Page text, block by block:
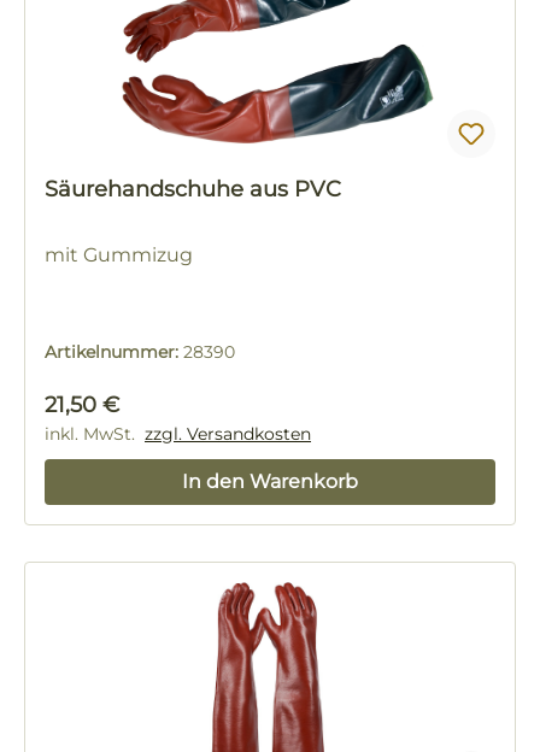
Säurehandschuhe aus PVC
mit Gummizug
Artikelnummer: 28390
Regulärer Preis:
21,50 €
inkl. MwSt. zzgl. Versandkosten
In den Warenkorb